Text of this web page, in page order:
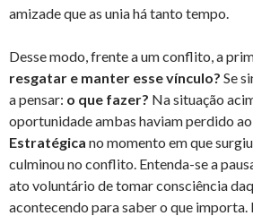
amizade que as unia há tanto tempo.
Desse modo, frente a um conflito, a
resgatar e manter esse vínculo? Se
a pensar: o que fazer? Na situação
oportunidade ambas haviam perdido
Estratégica no momento em que
culminou no conflito. Entenda-se a
ato voluntário de tomar consciência
acontecendo para saber o que importa.